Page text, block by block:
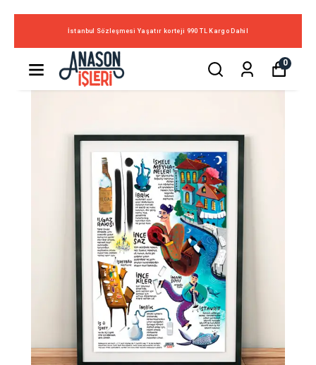
İstanbul Sözleşmesi Yaşatır korteji 990 TL Kargo Dahil
0